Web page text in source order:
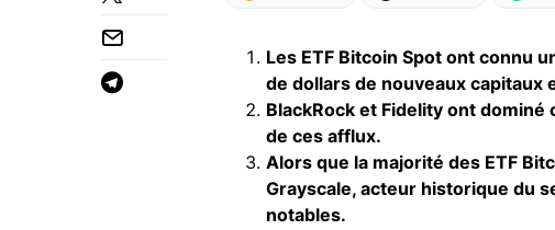
Les ETF Bitcoin Spot ont connu
de dollars de nouveaux capitaux
BlackRock et Fidelity ont
de ces afflux.
Alors que la majorité des ETF
Grayscale, acteur historique du
notables.